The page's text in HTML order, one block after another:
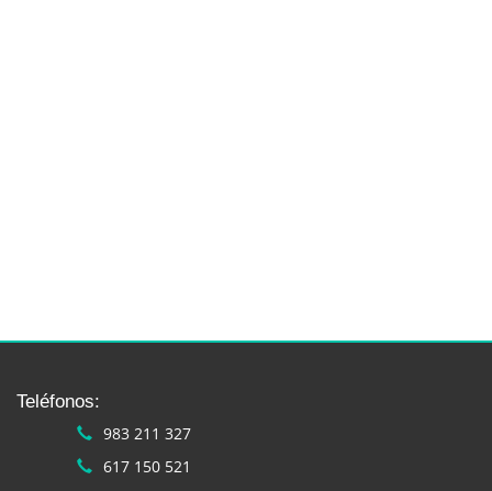
Teléfonos:
983 211 327
617 150 521